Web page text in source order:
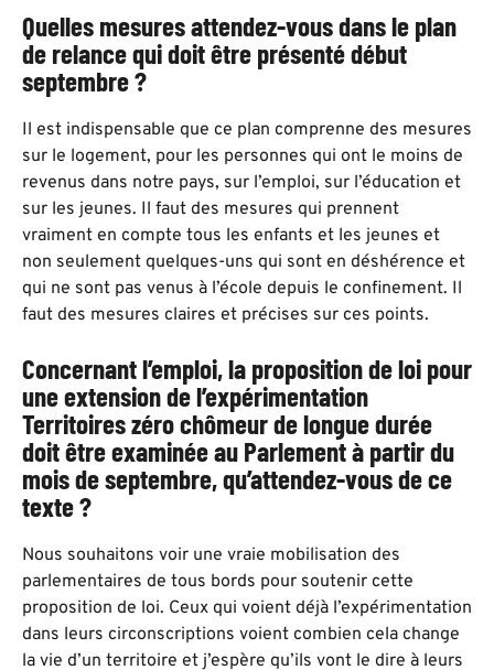
Quelles mesures attendez-vous dans le plan
de relance qui doit être présenté début
septembre ?
Il est indispensable que ce plan comprenne des mesures
sur le logement, pour les personnes qui ont le moins de
revenus dans notre pays, sur l’emploi, sur l’éducation et
sur les jeunes. Il faut des mesures qui prennent
vraiment en compte tous les enfants et les jeunes et
non seulement quelques-uns qui sont en déshérence et
qui ne sont pas venus à l’école depuis le confinement. Il
faut des mesures claires et précises sur ces points.
Concernant l’emploi,la proposition de loi pour
une extension de l’expérimentation
Territoires zéro chômeur de longue durée
doit être examinée au Parlement à partir du
mois de septembre, qu’attendez-vous de ce
texte ?
Nous souhaitons voir une vraie mobilisation des
parlementaires de tous bords pour soutenir cette
proposition de loi. Ceux qui voient déjà l’expérimentation
dans leurs circonscriptions voient combien cela change
la vie d’un territoire et j’espère qu’ils vont le dire à leurs